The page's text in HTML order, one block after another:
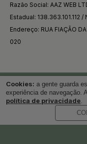
Razão Social: AAZ WEB
Estadual: 138.363.101.112
Endereço: RUA FIAÇÃO
020
Desenvolvido por
Cookies: a gente guarda
experiência de navegação.
política de privacidade.